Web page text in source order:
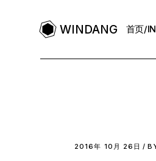
WINDANG 首页/
2016年 10月 26日